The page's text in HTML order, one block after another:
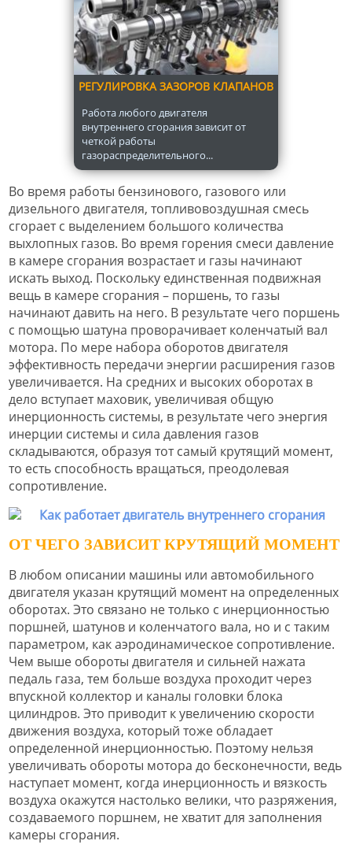
РЕГУЛИРОВКА ЗАЗОРОВ КЛАПАНОВ
Работа любого двигателя
внутреннего сгорания зависит от
четкой работы
газораспределительного...
Во время работы бензинового, газового или
дизельного двигателя, топливовоздушная смесь
сгорает с выделением большого количества
выхлопных газов. Во время горения смеси давление
в камере сгорания возрастает и газы начинают
искать выход. Поскольку единственная подвижная
вещь в камере сгорания – поршень, то газы
начинают давить на него. В результате чего поршень
с помощью шатуна проворачивает коленчатый вал
мотора. По мере набора оборотов двигателя
эффективность передачи энергии расширения газов
увеличивается. На средних и высоких оборотах в
дело вступает маховик, увеличивая общую
инерционность системы, в результате чего энергия
инерции системы и сила давления газов
складываются, образуя тот самый крутящий момент,
то есть способность вращаться, преодолевая
сопротивление.
ОТ ЧЕГО ЗАВИСИТ КРУТЯЩИЙ МОМЕНТ
В любом описании машины или автомобильного
двигателя указан крутящий момент на определенных
оборотах. Это связано не только с инерционностью
поршней, шатунов и коленчатого вала, но и с таким
параметром, как аэродинамическое сопротивление.
Чем выше обороты двигателя и сильней нажата
педаль газа, тем больше воздуха проходит через
впускной коллектор и каналы головки блока
цилиндров. Это приводит к увеличению скорости
движения воздуха, который тоже обладает
определенной инерционностью. Поэтому нельзя
увеличивать обороты мотора до бесконечности, ведь
наступает момент, когда инерционность и вязкость
воздуха окажутся настолько велики, что разряжения,
создаваемого поршнем, не хватит для заполнения
камеры сгорания.